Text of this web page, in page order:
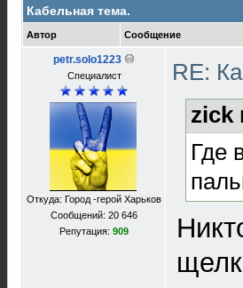
Кабельная тема.
Автор Сообщение
petr.solo1223
Специалист
Откуда: Город -герой Харьков
Сообщений: 20 646
Репутация: 909
RE:
zick
Где